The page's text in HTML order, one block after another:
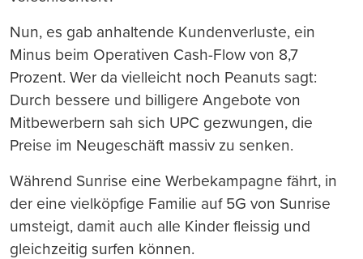
Nun, es gab anhaltende Kundenverluste, ein
Minus beim Operativen Cash-Flow von 8,7
Prozent. Wer da vielleicht noch Peanuts sagt:
Durch bessere und billigere Angebote von
Mitbewerbern sah sich UPC gezwungen, die
Preise im Neugeschäft massiv zu senken.
Während Sunrise eine Werbekampagne fährt, in
der eine vielköpfige Familie auf 5G von Sunrise
umsteigt, damit auch alle Kinder fleissig und
gleichzeitig surfen können.